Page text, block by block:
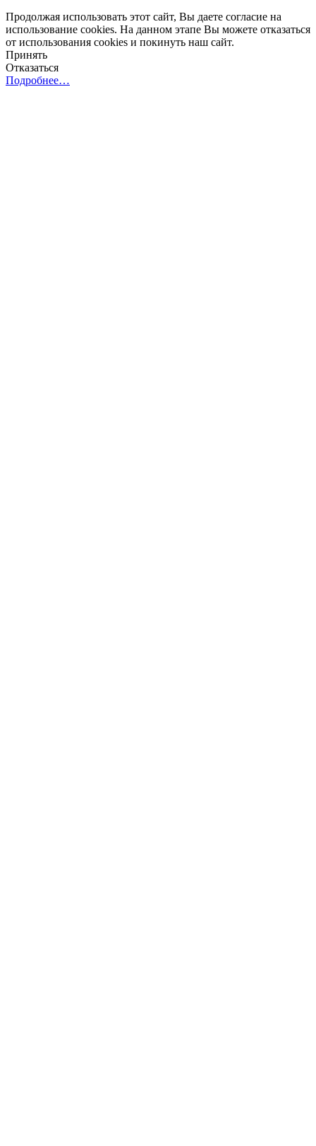
Продолжая использовать этот сайт, Вы даете согласие на
использование cookies. На данном этапе Вы можете отказаться
от использования cookies и покинуть наш сайт.
Принять
Отказаться
Подробнее…